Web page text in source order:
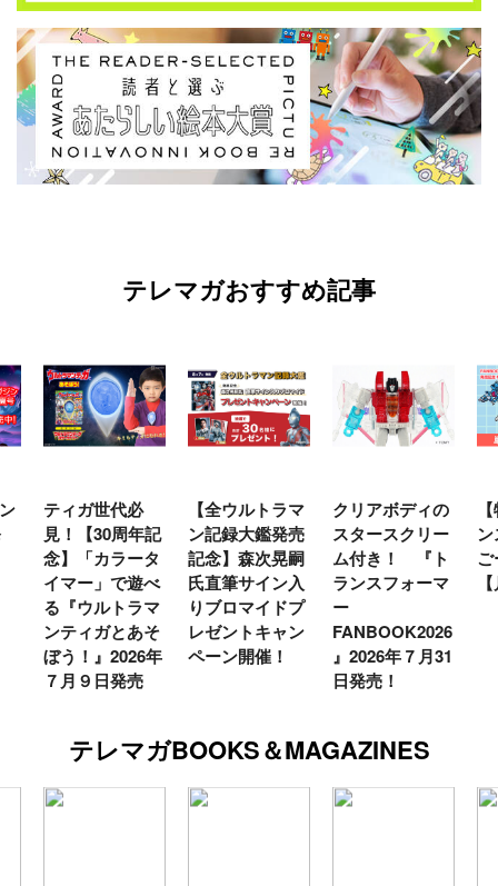
テレマガおすすめ記事
ティガ世代必
見！【30周年記
念】「カラータ
イマー」で遊べ
る『ウルトラマ
ンティガとあそ
ぼう！』2026年
７月９日発売
【全ウルトラマ
ン記録大鑑発売
記念】森次晃嗣
氏直筆サイン入
りブロマイドプ
レゼントキャン
ペーン開催！
クリアボディの
スタースクリー
ム付き！ 『ト
ランスフォーマ
ー
FANBOOK2026
』2026年７月31
日発売！
テレマガBOOKS＆MAGAZINES